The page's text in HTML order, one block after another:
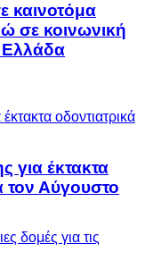
καινοτόμα
σε κοινωνική
Ελλάδα
έκτακτα
τον Αύγουστο